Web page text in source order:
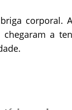
corporal.
a